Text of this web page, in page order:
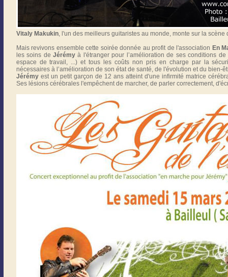
Vitaly Makukin, l'un des meilleurs guitaristes au monde, monte sur la
Mais revivons ensemble cette soirée donnée au profit de l'association En
les soins deJérémy à l'étranger pour l’amélioration de ses conditions
espace de travail, ...) et tous les coûts non pris en charge par la
nécessaires à l’amélioration de son état de santé, de l'évolution et du bien-
Jérémyest un petit garçon de 12 ans atteint d'une infirmité matrice
Ses lésions cérébrales l'empêchent de marcher, de parler correctement,